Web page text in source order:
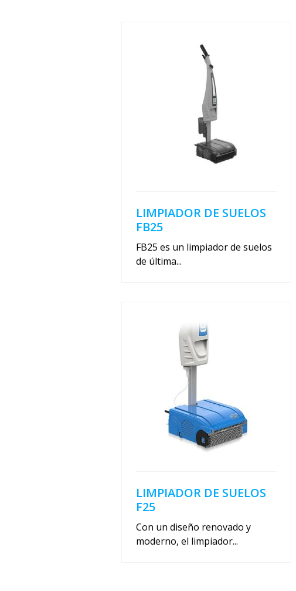
LIMPIADOR DE SUELOS
FB25
FB25 es un limpiador de suelos
de última...
LIMPIADOR DE SUELOS
F25
Con un diseño renovado y
moderno, el limpiador...